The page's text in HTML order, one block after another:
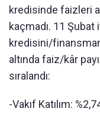
kredisinde faizleri
kaçmadı. 11 Şubat
kredisini/
altında faiz/kâr
sıralandı:
-Vakıf Katılım: